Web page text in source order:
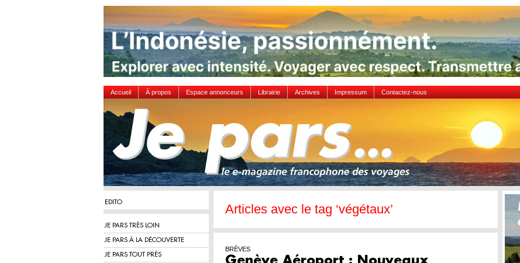
Accueil À propos Espace annonceurs Librairie Archives Impressum Contactez-nous
EDITO
JE PARS TRÈS LOIN
JE PARS À LA DÉCOUVERTE
JE PARS TOUT PRÈS
Articles avec le tag ‘végétaux’
BRÈVES